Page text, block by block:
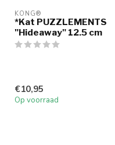
KONG®
*Kat PUZZLEMENTS
"Hideaway" 12.5 cm
€10,95
Op voorraad